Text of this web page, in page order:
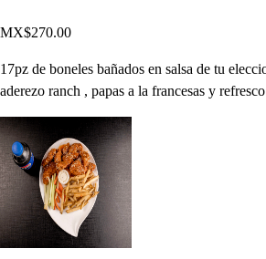
MX$270.00
17pz de boneles bañados en salsa de tu
aderezo ranch , papas a la francesas y